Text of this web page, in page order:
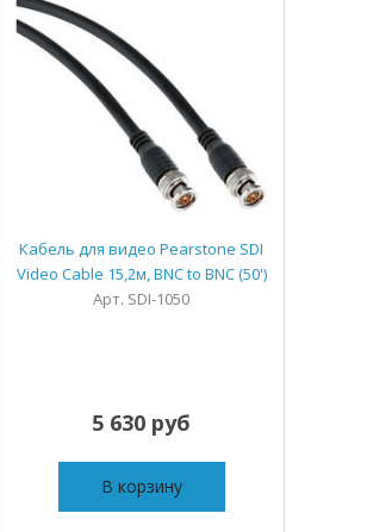
Кабель для видео Pearstone SDI
Video Cable 15,2м, BNC to BNC (50')
Арт. SDI-1050
5 630 руб
В корзину